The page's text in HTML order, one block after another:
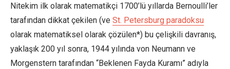
Nitekim ilk olarak matematikçi 1700’lü yıllarda Bernoulli’ler
tarafından dikkat çekilen (ve St. Petersburg paradoksu
olarak matematiksel olarak çözülen*) bu çelişkili davranış,
yaklaşık 200 yıl sonra, 1944 yılında von Neumann ve
Morgenstern tarafından “Beklenen Fayda Kuramı” adıyla